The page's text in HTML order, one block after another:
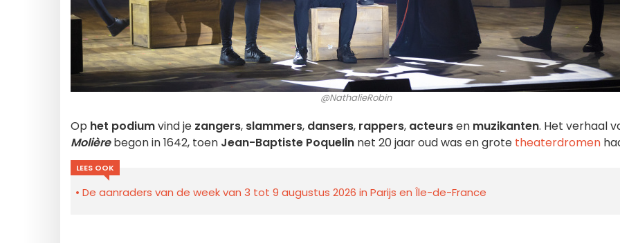
@NathalieRobin
Op het podiumvind je zangers, slammers, dansers, rappers, acteursen muzikanten. Het verhaal
Molièrebegon in 1642, toen Jean-Baptiste Poquelin net 20 jaar oud was en grote theaterdromen
LEES OOK
De aanraders van de week van 3 tot 9 augustus 2026 in Parijs en Île-de-France